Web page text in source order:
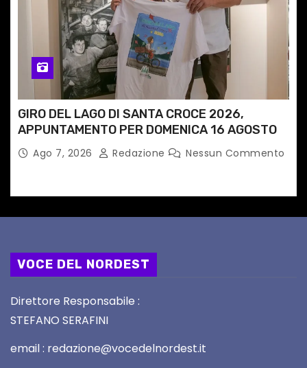
GIRO DEL LAGO DI SANTA CROCE 2026,
APPUNTAMENTO PER DOMENICA 16 AGOSTO
Ago 7, 2026 Redazione Nessun Commento
VOCE DEL NORDEST
Direttore Responsabile :
STEFANO SERAFINI
email : redazione@vocedelnordest.it